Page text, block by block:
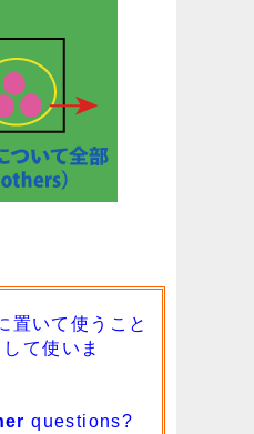
いて使うこと
て使いま
questions?